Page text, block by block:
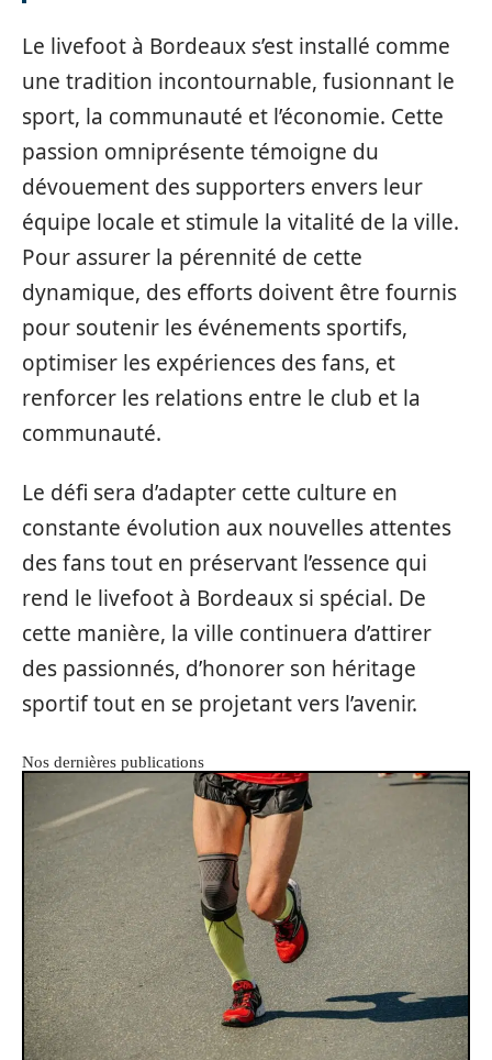
Le livefoot à Bordeaux s’est installé comme
une tradition incontournable, fusionnant le
sport, la communauté et l’économie. Cette
passion omniprésente témoigne du
dévouement des supporters envers leur
équipe locale et stimule la vitalité de la ville.
Pour assurer la pérennité de cette
dynamique, des efforts doivent être fournis
pour soutenir les événements sportifs,
optimiser les expériences des fans, et
renforcer les relations entre le club et la
communauté.
Le défi sera d’adapter cette culture en
constante évolution aux nouvelles attentes
des fans tout en préservant l’essence qui
rend le livefoot à Bordeaux si spécial. De
cette manière, la ville continuera d’attirer
des passionnés, d’honorer son héritage
sportif tout en se projetant vers l’avenir.
Nos dernières publications